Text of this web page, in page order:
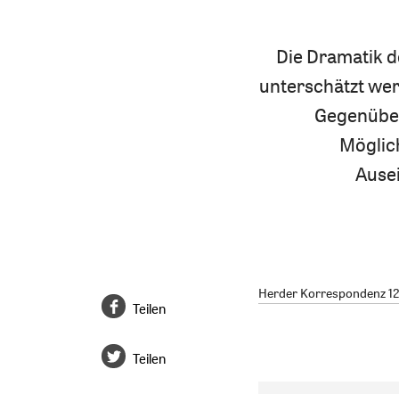
Die Dramatik
unterschätzt
Herder Korrespondenz
Teilen
Teilen